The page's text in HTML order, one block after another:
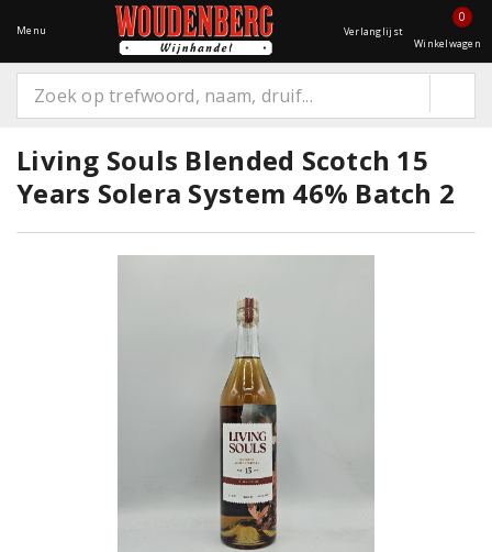
Menu Verlanglijst
0
Winkelwagen
Living Souls Blended Scotch 15
Years Solera System 46% Batch 2